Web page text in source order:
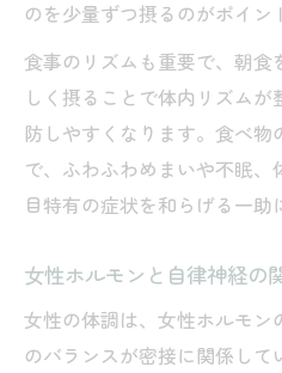
のを少量ずつ摂るのがポイン
食事のリズムも重要で、朝食
しく摂ることで体内リズム
防しやすくなります。食べ物
で、ふわふわめまいや不眠、
目特有の症状を和らげる一助
女性ホルモンと自律神経の
女性の体調は、女性ホルモ
のバランスが密接に関係し